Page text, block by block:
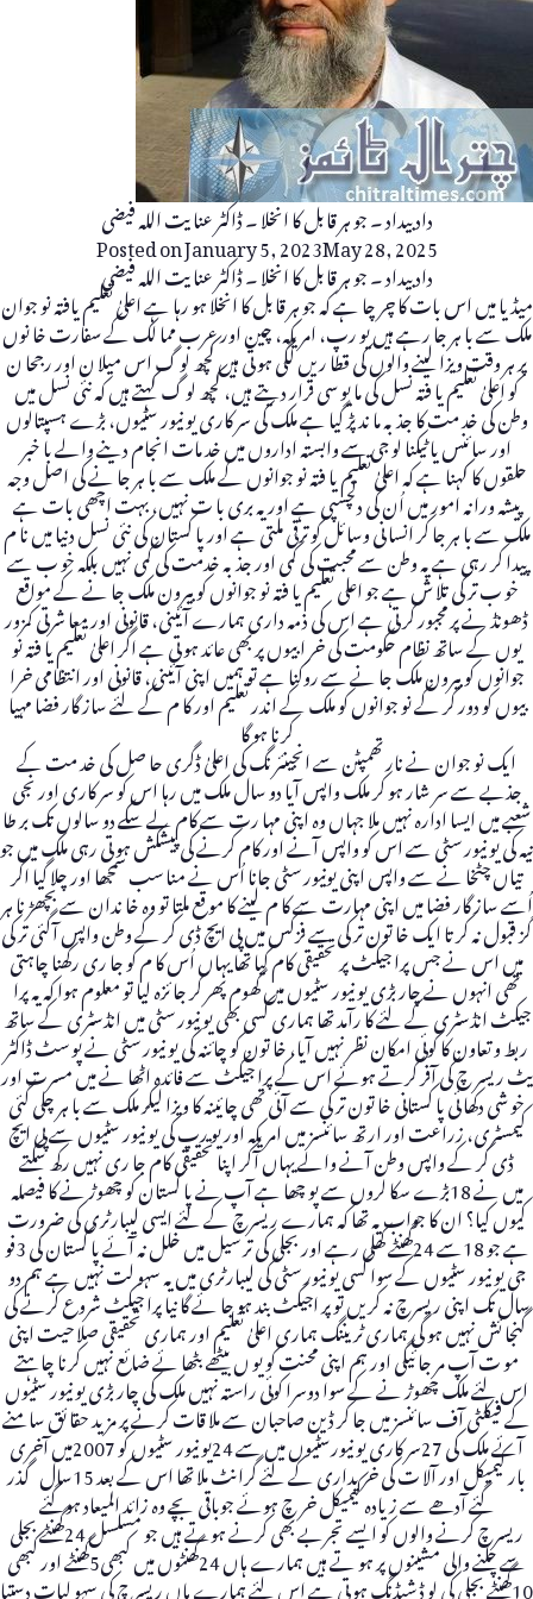
داد بیداد ۔ جو ہر قابل کا انخلا ۔ ڈاکٹر عنا یت اللہ فیضی
Posted onJanuary 5, 2023May 28, 2025
داد بیداد ۔ جو ہر قابل کا انخلا ۔ ڈاکٹر عنا یت اللہ فیضی
میڈیا میں اس بات کا چر چا ہے کہ جو ہر قابل کا انخلا ہو رہا ہے اعلیٰ تعلیم یافتہ نو جوان
ملک سے با ہر جا رہے ہیں یو رپ، امریکہ، چین اور عرب مما لک کے سفارت خا نوں
پر ہر وقت ویزا لینے والوں کی قطا ریں لگی ہو تی ہیں کچھ لو گ اس میلا ن اور رجحا ن
کو اعلیٰ تعلیم یا فتہ نسل کی ما یو سی قرار دیتے ہیں، کچھ لو گ کہتے ہیں کہ نئی نسل میں
وطن کی خد مت کا جذبہ ما ند پڑ گیا ہے ملک کی سر کاری یو نیور سٹیوں، بڑے ہسپتالوں
اور سائنس یا ٹیکنا لو جی سے وابستہ اداروں میں خد مات انجام دینے والے با خبر
حلقوں کا کہنا ہے کہ اعلیٰ تعلیم یا فتہ نو جوانوں کے ملک سے با ہر جا نے کی اصل وجہ
پیشہ ورانہ امور میں اُن کی دلچسپی ہے اور یہ بری با ت نہیں، بہت اچھی بات ہے
ملک سے با ہر جا کر انسا نی وسائل کو ترقی ملتی ہے اور پا کستان کی نئی نسل دنیا میں نا م
پیدا کر رہی ہے یہ وطن سے محبت کی کمی اور جذبہ خدمت کی کمی نہیں بلکہ خو ب سے
خو ب تر کی تلا ش ہے جو اعلی تعلیم یا فتہ نو جوانوں کو بیرون ملک جا نے کے مواقع
ڈھونڈ نے پر مجبور کر تی ہے اس کی ذمہ داری ہمارے آئینی، قانونی اور معا شرتی کمزور
یوں کے ساتھ نظام حکومت کی خر ابیوں پر بھی عائد ہو تی ہے اگر اعلیٰ تعلیم یا فتہ نو
جوانوں کو بیرون ملک جا نے سے روکنا ہے تو ہمیں اپنی آئینی، قانونی اور انتظامی خرا
بیوں کو دور کر کے نو جوانوں کو ملک کے اندر تعلیم اور کا م کے لئے ساز گار فضا مہیا
کرنا ہو گا
ایک نو جوان نے نار تھمپٹن سے انجینئر نگ کی اعلیٰ ڈگری حا صل کی خد مت کے
جذبے سے سر شار ہو کر ملک واپس آیا دو سال ملک میں رہا اس کو سر کاری اور نجی
شعبے میں ایسا ادارہ نہیں ملا جہاں وہ اپنی مہا رت سے کام لے سکے دو سالوں تک بر طا
نیہ کی یو نیور سٹی سے اس کو واپس آنے اور کام کرنے کی پیشکش ہو تی رہی ملک میں جو
تیاں چٹخا نے سے واپس اپنی یونیور سٹی جانا اُس نے منا سب سمجھا اور چلا گیا اگر
اُسے ساز گار فضا میں اپنی مہارت سے کا م لینے کا مو قع ملتا تو وہ خا ندان سے بچھڑ نا ہر
گز قبول نہ کر تا ایک خا تون تر کی سے فزکس میں پی ایچ ڈی کر کے وطن واپس آگئی تر کی
میں اس نے جس پرا جیکٹ پر تحقیقی کام کیا تھا یہاں اُس کا م کو جا ری رکھنا چاہتی
تھی انہوں نے چار بڑی یو نیور سٹیوں میں گھوم پھر کر جا ئزہ لیا تو معلوم ہوا کہ یہ پرا
جیکٹ انڈسٹری کے لئے کا رآمد تھا ہماری کسی بھی یو نیور سٹی میں انڈسٹری کے ساتھ
ربط و تعاون کا کوئی امکان نظر نہیں آیا، خا تون کو چائنہ کی یو نیور سٹی نے پو سٹ ڈاکٹر
یٹ ریسر چ کی آفر کرتے ہوئے اس کے پرا جیکٹ سے فائدہ اٹھا نے میں مسرت اور
خو شی دکھا ئی پا کستانی خا تون تر کی سے آئی تھی چائینہ کا ویزا لیکر ملک سے با ہر چلی گئی
کیمسٹری، زراعت اور ارتھ سائنسز میں امریکہ اور یو رپ کی یو نیور سٹیوں سے پی ایچ
ڈی کر کے واپس وطن آنے والے یہاں آکر اپنا تحقیقی کام جا ری نہیں رکھ سکتے
میں نے 18بڑے سکا لروں سے پو چھا ہے آپ نے پا کستان کو چھوڑ نے کا فیصلہ
کیوں کیا؟ ان کا جواب یہ تھا کہ ہمارے ریسرچ کے لئے ایسی لیبارٹری کی ضرورت
ہے جو 18سے 24گھنٹے کھلی رہے اور بجلی کی تر سیل میں خلل نہ آئے پا کستان کی 3فو
جی یو نیور سٹیوں کے سوا کسی یو نیور سٹی کی لیبارٹری میں یہ سہو لت نہیں ہے ہم دو
سال تک اپنی ریسرچ نہ کر یں تو پر اجیکٹ بند ہو جا ئے گا نیا پرا جیکٹ شروع کرنے کی
گنجا ئش نہیں ہو گی ہماری ٹریننگ ہماری اعلیٰ تعلیم اور ہماری تحقیقی صلا حیت اپنی
مو ت آپ مر جا ئیگی اور ہم اپنی محنت کو یو ں بیٹھے بٹھا ئے ضا ئع نہیں کرنا چاہتے
اس لئے ملک چھوڑ نے کے سوا دوسرا کوئی راستہ نہیں ملک کی چار بڑی یو نیور سٹیوں
کے فیکلٹی آف سائنسز میں جا کر ڈین صاحبان سے ملا قات کرنے پر مزید حقا ئق سامنے
آئے ملک کی 27سر کاری یو نیورسٹیوں میں سے 24یو نیور سٹیوں کو 2007میں آخری
بار کیمیکل اور آلا ت کی خریداری کے لئے گرانٹ ملا تھا اس کے بعد 15سال گذر
گئے آدھے سے زیادہ کیمیکل خر چ ہوئے جوباقی بچے وہ زائد المیعاد ہوگئے
ریسرچ کرنے والوں کو ایسے تجربے بھی کرنے ہوتے ہیں جو مسلسل 24گھنٹے بجلی
سے چلنے والی مشینوں پر ہو تے ہیں ہمارے ہاں 24گھنٹوں میں کبھی5گھنٹے اور کبھی
10گھنٹے بجلی کی لو ڈ شیڈنگ ہو تی ہے اس لئے ہمارے ہاں ریسرچ کی سہو لیات دستیا